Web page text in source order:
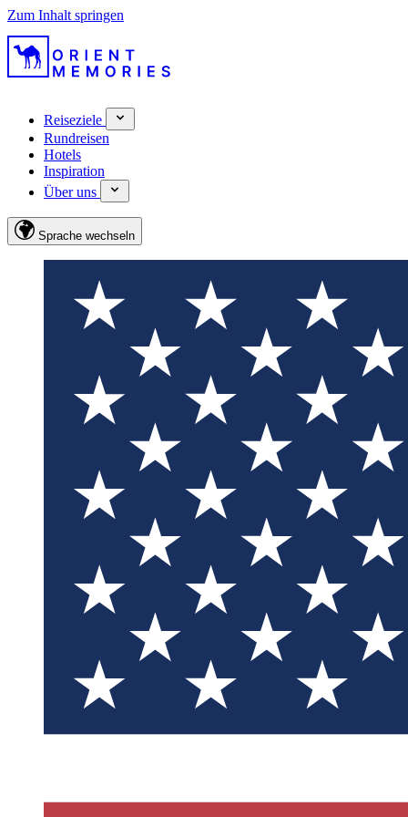
Zum Inhalt springen
Reiseziele
Rundreisen
Hotels
Inspiration
Über uns
Sprache wechseln